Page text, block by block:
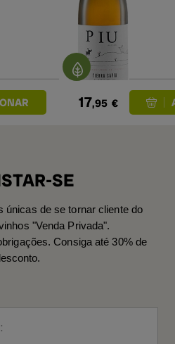
17,95 €
SE
únicas de se tornar cliente do
"Venda Privada".
Consiga até 30% de